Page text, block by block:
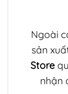
Ngoài
sản
Store
nhận